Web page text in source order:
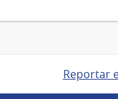
Reportar